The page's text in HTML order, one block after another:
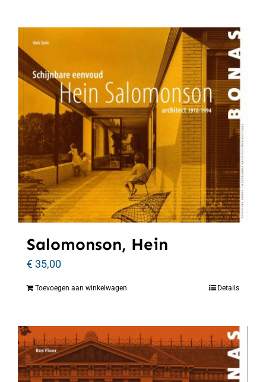
Salomonson, Hein
€35,00
Toevoegen aan winkelwagen Details